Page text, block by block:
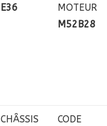
E36
MOTEUR
M52B28
CHÂSSIS
CODE